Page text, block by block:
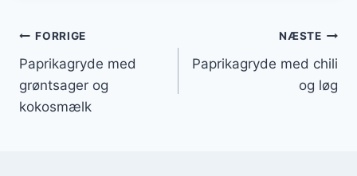
Indlægsnavigation
FORRIGE
Paprikagryde med
grøntsager og
kokosmælk
NÆSTE
Paprikagryde med chili
og løg